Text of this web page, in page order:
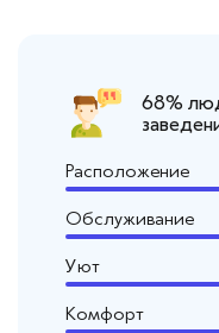
68%
Расположение
Обслуживание
Уют
Комфорт